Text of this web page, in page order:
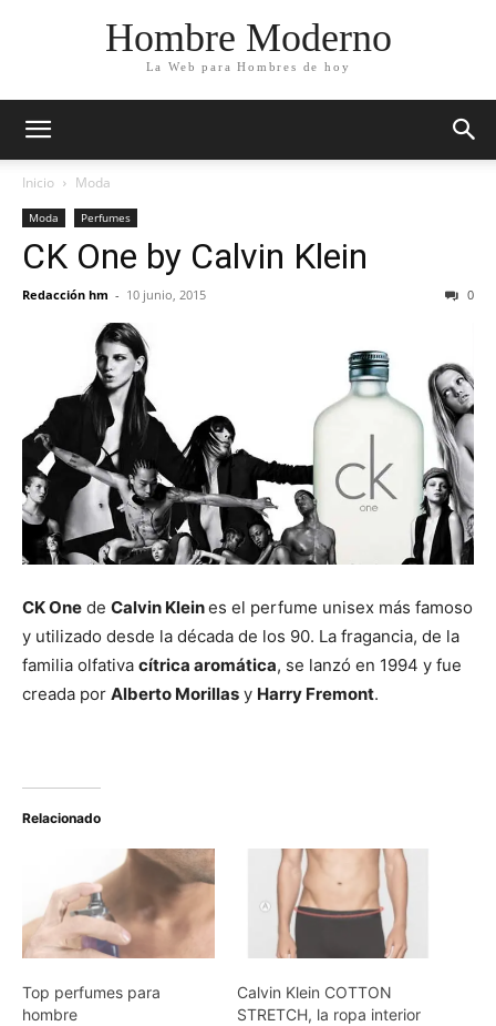
Hombre Moderno
La Web para Hombres de hoy
Inicio Moda
Moda Perfumes
CK One by Calvin Klein
Redacción hm - 10 junio, 2015 0
CK One de Calvin Kleines el perfume unisex más famoso
y utilizado desde la década de los 90. La fragancia, de la
familia olfativa cítrica aromática, se lanzó en 1994 y fue
creada por Alberto Morillas y Harry Fremont.
Relacionado
Top perfumes para
hombre
Calvin Klein COTTON
STRETCH, la ropa interior